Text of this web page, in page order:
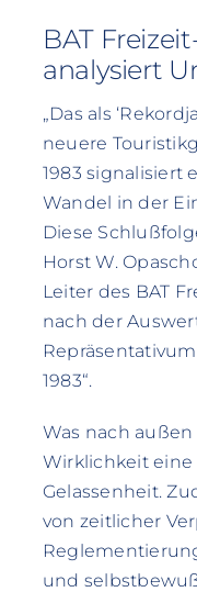
BAT
analysiert
„Das als
neuere
1983 signalisiert
Wandel in der
Diese
Horst W.
Leiter des BAT
nach der
1983“.
Was nach
Wirklichkeit
Gelassenheit.
von zeitlicher
und